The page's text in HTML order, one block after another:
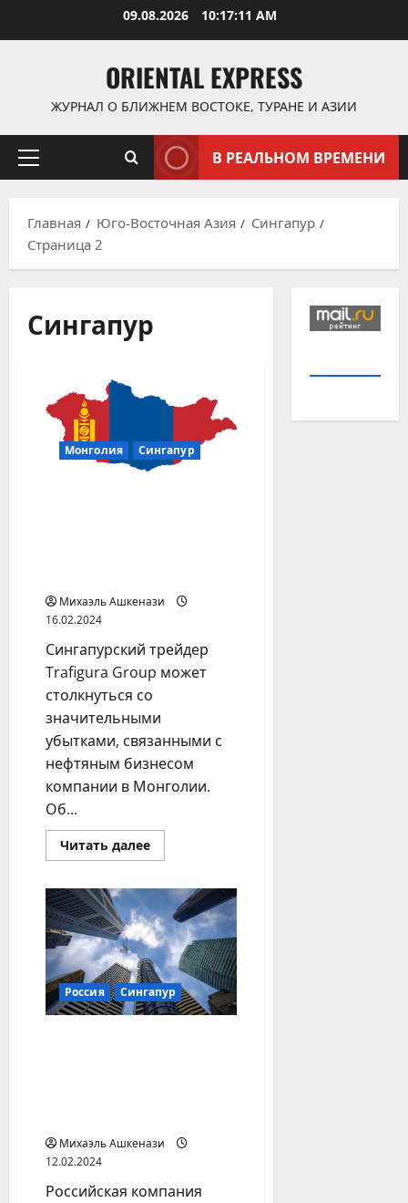
09.08.2026 10:17:12 AM
ORIENTAL EXPRESS
ЖУРНАЛ О БЛИЖНЕМ ВОСТОКЕ, ТУРАНЕ И АЗИИ
Основное
В РЕАЛЬНОМ ВРЕМЕНИ
Главная Юго-Восточная Азия
Сингапур
Страница 2
Сингапур
Монголия Сингапур
Михаэль Ашкенази
16.02.2024
Сингапурский трейдер
Trafigura Group может
столкнуться со
значительными
убытками, связанными с
нефтяным бизнесом
компании в Монголии.
Об...
Читать далееПрочитать
больше
показала
Trafigura
фигуру
из
трех
пальцев:
сингапурского
трейдера,
возможно,
обманули
Россия Сингапур
Михаэль Ашкенази
12.02.2024
Российская компания